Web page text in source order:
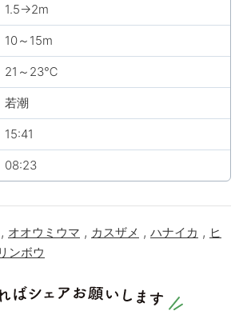
1.5→2m
10～15m
21～23℃
若潮
15:41
08:23
, オオウミウマ , カスザメ , ハナイカ , ヒ
ンボウ